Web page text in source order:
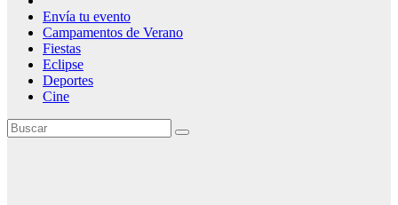
Envía tu evento
Campamentos de Verano
Fiestas
Eclipse
Deportes
Cine